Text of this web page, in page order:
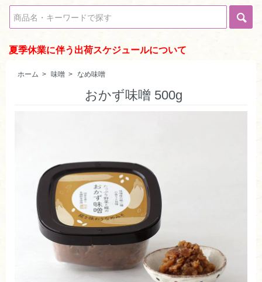
夏季休業に伴う出荷スケジュールについて
ホーム > 味噌 > なめ味噌
おかず味噌 500g